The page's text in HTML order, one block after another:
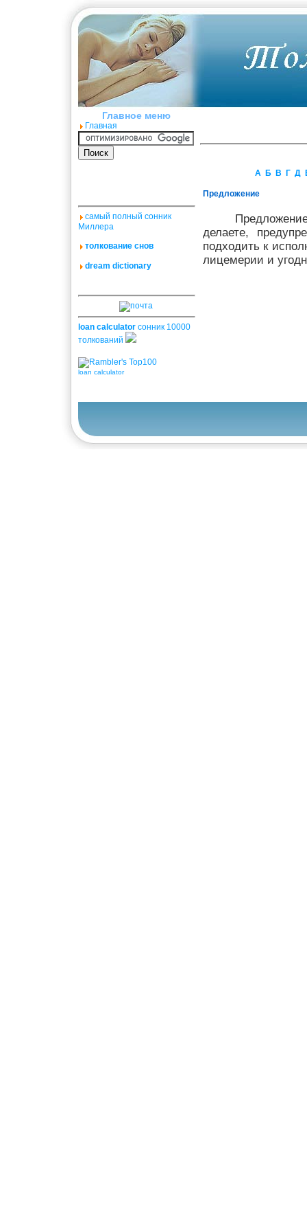
Главное меню
Главная
самый полный сонник
Миллера
толкование снов
dream dictionary
loan calculator сонник 10000
толкований
loan calculator
А Б В Г Д
Предложение
делаете,
подходить к
лицемерии и